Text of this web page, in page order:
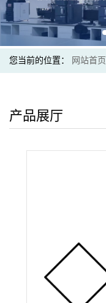
您当前的位置： 网站首页
产品展厅